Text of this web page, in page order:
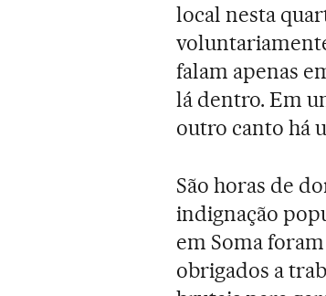
local nesta
falam apenas
lá dentro. Em
outro canto há
São horas de
indignação
em Soma
obrigados a